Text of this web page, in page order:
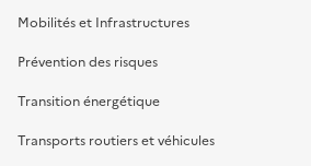
Mobilités et Infrastructures
Prévention des risques
Transition énergétique
Transports routiers et véhicules